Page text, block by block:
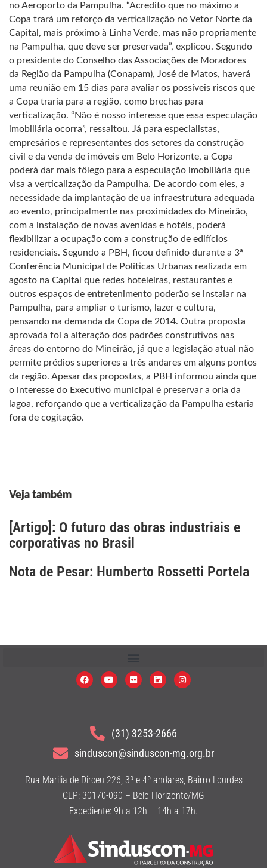
no Aeroporto da Pampulha. “Acredito que no máximo a
Copa trará um reforço da verticalização no Vetor Norte da
Capital, mais próximo à Linha Verde, mas não propriamente
na Pampulha, que deve ser preservada”, explicou. Segundo
o presidente do Conselho das Associações de Moradores
da Região da Pampulha (Conapam), José de Matos, haverá
uma reunião em 15 dias para avaliar os possíveis riscos que
a Copa traria para a região, como brechas para
verticalização. “Não é nosso interesse que essa especulação
imobiliária ocorra”, ressaltou. Já para especialistas,
empresários e representantes dos setores da construção
civil e da venda de imóveis em Belo Horizonte, a Copa
poderá dar mais fôlego para a especulação imobiliária que
visa a verticalização da Pampulha. De acordo com eles, a
necessidade da implantação de ua infraestrutura adequada
ao evento, principalmente nas proximidades do Mineirão,
com a instalação de novas avenidas e hotéis, poderá
flexibilizar a ocupação com a construção de edifícios
residenciais. Segundo a PBH, ficou definido durante a 3ª
Conferência Municipal de Políticas Urbanas realizada em
agosto na Capital que redes hoteleiras, restaurantes e
outros espaços de entretenimento poderão se instalar na
Pampulha, para ampliar o turismo, lazer e cultura,
pensando na demanda da Copa de 2014. Outra proposta
aprovada foi a alteração dos padrões construtivos nas
áreas do entorno do Mineirão, já que a legislação atual não
permite prédios superiores a três andares em alguns pontos
da região. Apesar das propostas, a PBH informou ainda que
o interesse do Executivo municipal é preservar a orla da
lagoa, reforçando que a verticalização da Pampulha estaria
fora de cogitação.
Veja também
[Artigo]: O futuro das obras industriais e
corporativas no Brasil
Nota de Pesar: Humberto Rossetti Portela
(31) 3253-2666
sinduscon@sinduscon-mg.org.br
Rua Marilia de Dirceu 226, 3º e 4º andares, Bairro Lourdes
CEP: 30170-090 – Belo Horizonte/MG
Expediente: 9h a 12h – 14h a 17h.